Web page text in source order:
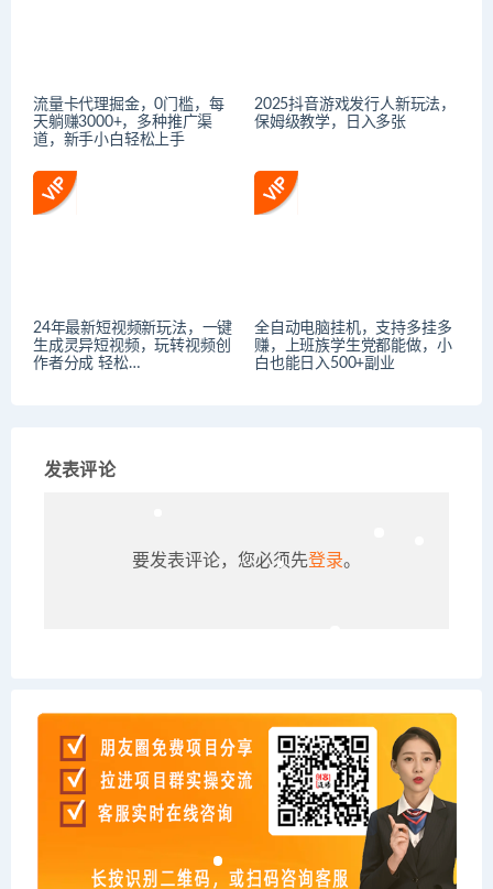
流量卡代理掘金，0门槛，每
天躺赚3000+，多种推广渠
道，新手小白轻松上手
2025抖音游戏发行人新玩法，
保姆级教学，日入多张
24年最新短视频新玩法，一键
生成灵异短视频，玩转视频创
作者分成 轻松…
全自动电脑挂机，支持多挂多
赚，上班族学生党都能做，小
白也能日入500+副业
发表评论
要发表评论，您必须先登录。